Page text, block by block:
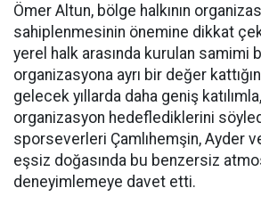
Ömer Altun, bölge halkının
sahiplenmesinin önemine dikkat
yerel halk arasında kurulan samimi
organizasyona ayrı bir değer
gelecek yıllarda daha geniş
organizasyon hedeflediklerini
sporseverleri Çamlıhemşin, Ayder
eşsiz doğasında bu benzersiz
deneyimlemeye davet etti.